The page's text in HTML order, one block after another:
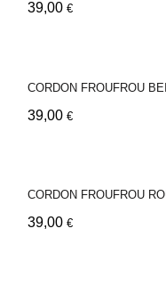
39,00 €
CORDON FROUFROU
39,00 €
CORDON FROUFROU
39,00 €